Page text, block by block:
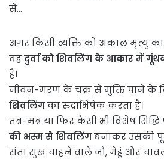
से…
अगर किसी व्यक्ति को अकाल मृत्यु का
वहदुर्वा को शिवलिंग के आकार में
है।
जीवन-मरण के चक्र से मुक्ति पाने के
शिवलिंगका रुद्राभिषेक करता है।
तंत्र-मंत्र या फिर कैसी भी विशेष
की भस्म से शिवलिंगबनाकर उसकी
संता सुख चाहने वाले जौ, गेहूं और